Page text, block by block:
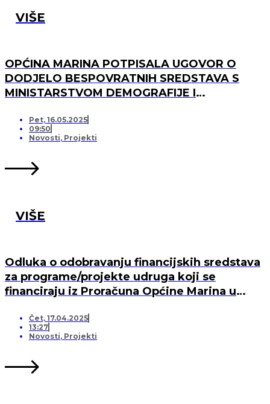
VIŠE
OPĆINA MARINA POTPISALA UGOVOR O
DODJELO BESPOVRATNIH SREDSTAVA S
MINISTARSTVOM DEMOGRAFIJE I
OPREMANJA DJEČJEG IGRALIŠTA U DV
MARINA, PO „KRIJESNICA“U POZORCU
Pet, 16.05.2025
09:50
Novosti, Projekti
VIŠE
Odluka o odobravanju financijskih sredstava
za programe/projekte udruga koji se
financiraju iz Proračuna Općine Marina u
Čet, 17.04.2025
13:27
Novosti, Projekti